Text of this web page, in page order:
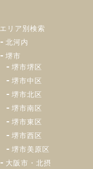
エリア別検索
北河内
堺市
堺市堺区
堺市中区
堺市北区
堺市南区
堺市東区
堺市西区
堺市美原区
大阪市・北摂